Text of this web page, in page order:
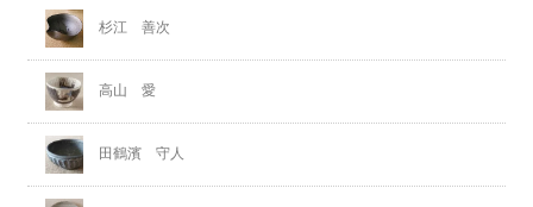
杉江 善次
高山 愛
田鶴濱 守人